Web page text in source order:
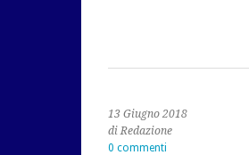
13 Giugno 2018
di Redazione
0 commenti